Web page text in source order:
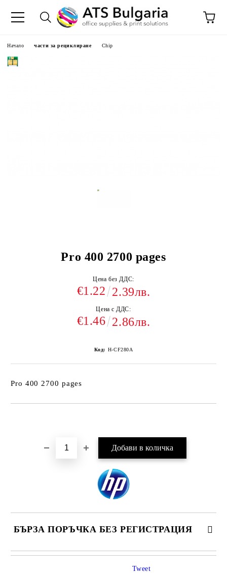
Начало части за рециклиране Chip
Pro 400 2700 pages
Цена без ДДС:
€1.22 2.39лв.
Цена с ДДС:
€1.46 2.86лв.
Код: H-CF280A
Pro 400 2700 pages
БЪРЗА ПОРЪЧКА БЕЗ РЕГИСТРАЦИЯ
САМО ПОПЪЛНЕТЕ 4 ПОЛЕТА
Tweet